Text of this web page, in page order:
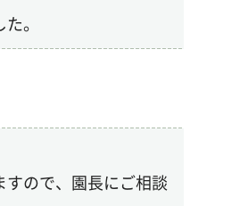
。
ので、園長にご相談